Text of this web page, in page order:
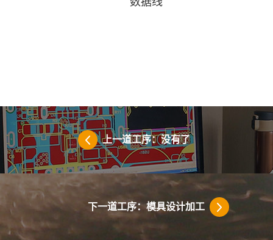
上一道工序：没有了
下一道工序：模具设计加工